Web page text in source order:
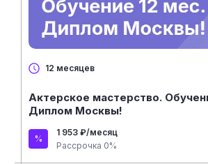
12 месяцев
Актерское мастерство.
Диплом Москвы!
1 953 ₽/месяц
Рассрочка 0%